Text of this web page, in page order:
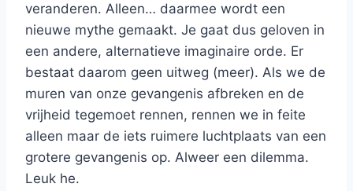
veranderen. Alleen… daarmee wordt een
nieuwe mythe gemaakt. Je gaat dus geloven in
een andere, alternatieve imaginaire orde. Er
bestaat daarom geen uitweg (meer). Als we de
muren van onze gevangenis afbreken en de
vrijheid tegemoet rennen, rennen we in feite
alleen maar de iets ruimere luchtplaats van een
grotere gevangenis op. Alweer een dilemma.
Leuk he.